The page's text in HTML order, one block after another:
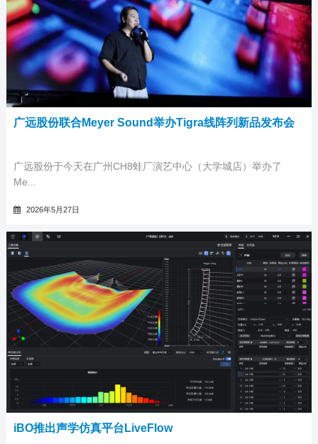
广远股份联合Meyer Sound举办Tigra线阵列新品发布会
广远股份于今天在广州CH8蛙厂演艺中心（大学城店）举办了
Me...
2026年5月27日
iBO推出声学仿真平台LiveFlow